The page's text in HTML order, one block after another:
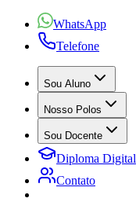
WhatsApp
Telefone
Sou Aluno
Nosso Polos
Sou Docente
Diploma Digital
Contato